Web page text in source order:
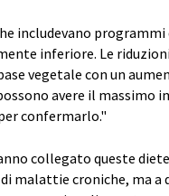
includevano
inferiore. Le
vegetale con un
avere il massimo
confermarlo."
collegato queste
malattie croniche, ma a